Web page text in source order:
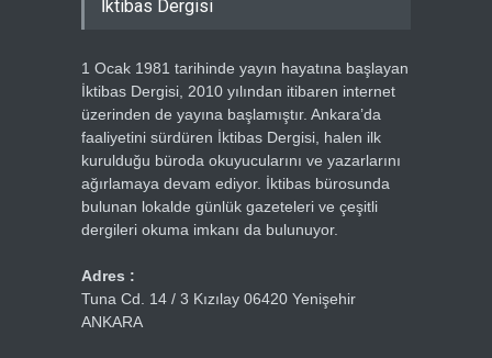
İktibas Dergisi
1 Ocak 1981 tarihinde yayın hayatına başlayan
İktibas Dergisi, 2010 yılından itibaren internet
üzerinden de yayına başlamıştır. Ankara’da
faaliyetini sürdüren İktibas Dergisi, halen ilk
kurulduğu büroda okuyucularını ve yazarlarını
ağırlamaya devam ediyor. İktibas bürosunda
bulunan lokalde günlük gazeteleri ve çeşitli
dergileri okuma imkanı da bulunuyor.
Adres :
Tuna Cd. 14 / 3 Kızılay 06420 Yenişehir
ANKARA